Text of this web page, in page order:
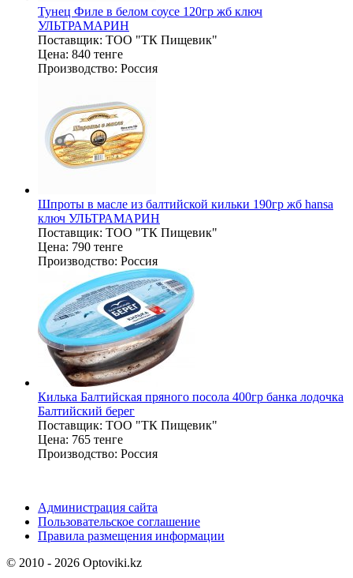
Тунец Филе в белом соусе 120гр жб ключ
УЛЬТРАМАРИН
Поставщик: ТОО "ТК Пищевик"
Цена: 840 тенге
Производство: Россия
Шпроты в масле из балтийской кильки 190гр жб hansa
ключ УЛЬТРАМАРИН
Поставщик: ТОО "ТК Пищевик"
Цена: 790 тенге
Производство: Россия
Килька Балтийская пряного посола 400гр банка лодочка
Балтийский берег
Поставщик: ТОО "ТК Пищевик"
Цена: 765 тенге
Производство: Россия
Администрация сайта
Пользовательское соглашение
Правила размещения информации
© 2010 - 2026 Optoviki.kz